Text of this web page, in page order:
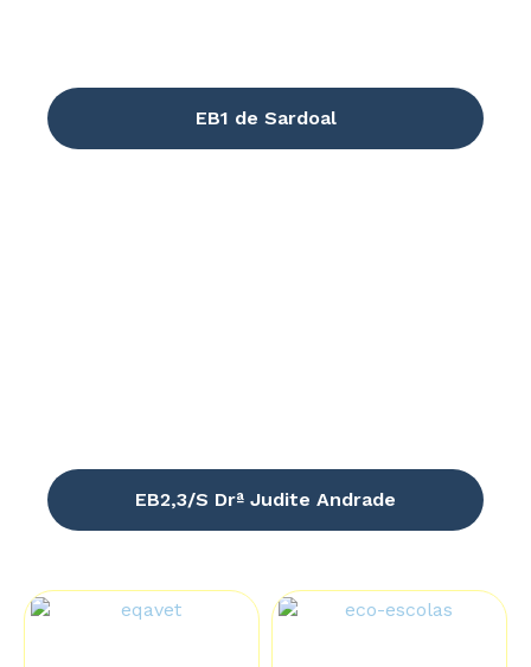
EB1 de Sardoal
EB2,3/S Drª Judite Andrade